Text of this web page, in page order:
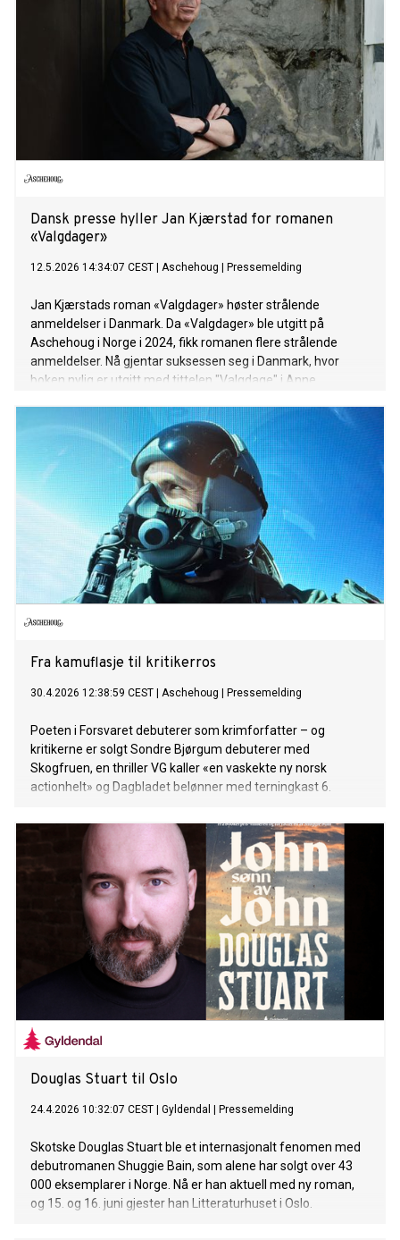
Dansk presse hyller Jan Kjærstad for romanen
«Valgdager»
12.5.2026 14:34:07 CEST Aschehoug Pressemelding
Jan Kjærstads roman «Valgdager» høster strålende
anmeldelser i Danmark. Da «Valgdager» ble utgitt på
Aschehoug i Norge i 2024, fikk romanen flere strålende
anmeldelser. Nå gjentar suksessen seg i Danmark, hvor
boken nylig er utgitt med tittelen "Valgdage" i Anne
Fra kamuflasje til kritikerros
30.4.2026 12:38:59 CEST Aschehoug Pressemelding
Poeten i Forsvaret debuterer som krimforfatter – og
kritikerne er solgt Sondre Bjørgum debuterer med
Skogfruen, en thriller VG kaller «en vaskekte ny norsk
actionhelt» og Dagbladet belønner med terningkast 6.
Douglas Stuart til Oslo
24.4.2026 10:32:07 CEST Gyldendal Pressemelding
Skotske Douglas Stuart ble et internasjonalt fenomen med
debutromanen Shuggie Bain, som alene har solgt over 43
000 eksemplarer i Norge. Nå er han aktuell med ny roman,
og 15. og 16. juni gjester han Litteraturhuset i Oslo.